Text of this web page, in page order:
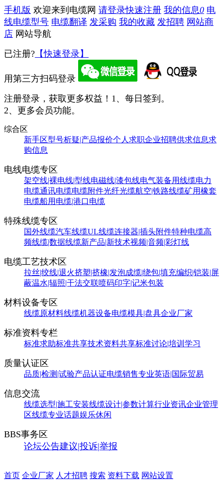
手机版 欢迎来到电缆网 请登录快速注册 我的信息0 电
线电缆型号 电缆翻译 发采购 我的收藏 发招聘 网站商
店 网站导航
已注册? 【快速登录】
用第三方扫码登录
注册登录，获取更多权益！ 1、每日签到。
2、更多会员功能。
综合区
新手区型号析疑|产品报价个人求职企业招聘供求信息求
购信息
电线电缆专区
架空线|裸电线|型线电磁线|漆包线电气装备用线缆电力
电缆通讯电缆电缆附件光纤光缆航空|铁路线缆矿用橡套
电缆船用电缆|港口电缆
特殊线缆专区
国外线缆汽车线缆UL线缆连接器|插头附件特种电缆高
频线缆|数据线缆新产品|新技术视频|音频|彩灯线
电缆工艺技术区
拉丝|绞线|退火挤塑|挤橡|发泡成缆|绕包|填充编织|铠装|屏
蔽温水|辐照|干法交联喷码印字|记米包装
材料设备专区
线缆原材料线缆机器设备电缆模具|盘具企业厂家
标准资料专栏
标准求助标准共享技术资料共享标准讨论|培训学习
质量认证区
品质|检测|试验产品认证电缆销售专业英语|国际贸易
信息交流
线缆选型|施工安装线缆设计|参数计算行业资讯企业管理
区线缆专业话题娱乐休闲
BBS事务区
论坛公告建议|投诉|举报
首页 企业厂家 人才招聘 搜索 资料下载 网站设置